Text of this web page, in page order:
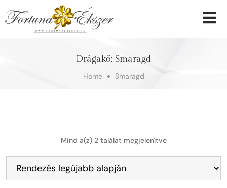
Drágakő: Smaragd
Home Smaragd
Mind a(z) 2 találat megjelenítve